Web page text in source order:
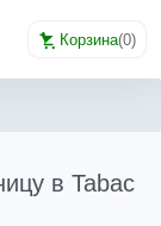
Корзина(0)
в Tabac